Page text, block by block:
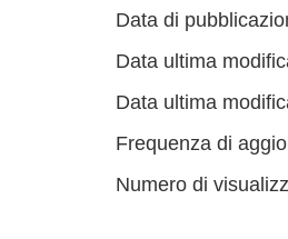
Data di
Data ultima
Data ultima
Frequenza di
Numero di